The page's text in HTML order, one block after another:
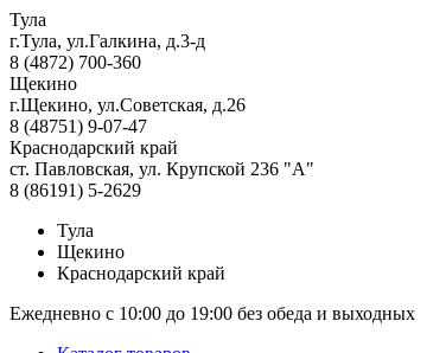
Тула
г.Тула, ул.Галкина, д.3-д
8 (4872) 700-360
Щекино
г.Щекино, ул.Советская, д.26
8 (48751) 9-07-47
Краснодарский край
ст. Павловская, ул. Крупской 236 "А"
8 (86191) 5-2629
Тула
Щекино
Краснодарский край
Ежедневно с 10:00 до 19:00 без обеда и выходных